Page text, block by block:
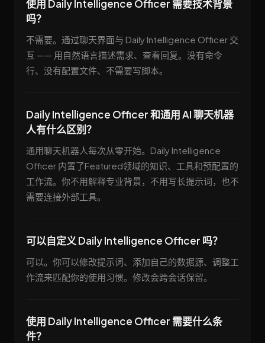
使用 Daily Intelligence Officer 需要技术背景
吗？
不需要。通过聊天界面与 Daily Intelligence Officer 交
互 —— 用自然语言描述需求、查看回复。没有命令
行、没有配置文件、不需要写脚本。
Daily Intelligence Officer 和通用 AI 聊天机器
人有什么区别？
通用聊天机器人每次从零开始。Daily Intelligence
Officer 内置了Featured领域的知识、工具和预配置的
工作流。你不用解释专业背景，不用写长提示词，也不
需要连接外部工具。
可以自定义 Daily Intelligence Officer 吗？
可以。你可以修改提示词、添加自己的数据源、调整工
作流来匹配你的使用习惯。修改会跨会话保留。
使用 Daily Intelligence Officer 需要什么条
件？